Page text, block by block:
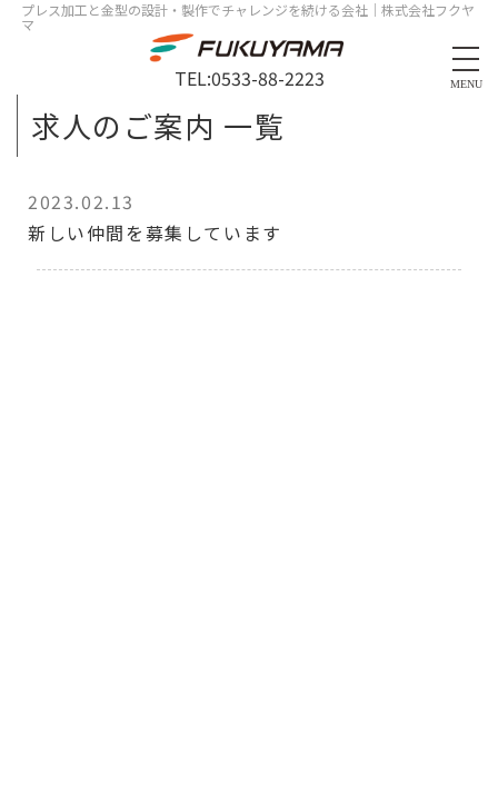
プレス加工と金型の設計・製作でチャレンジを続ける会社｜株式会社フクヤ
マ
MENU
TEL:0533-88-2223
求人のご案内 一覧
2023.02.13
新しい仲間を募集しています